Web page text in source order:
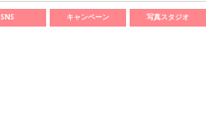
SNS キャンペーン 写真スタジオ